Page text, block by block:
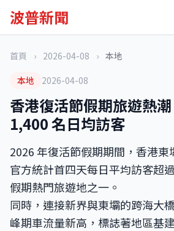
波普新聞
首頁 › 2026-04-08 › 本地
本地
2026-04-08
香港復活節假期旅遊熱
1,400 名日均訪客
2026 年復活節假期期間，香港東
官方統計首四天每日平均訪客超
假期熱門旅遊地之一。
同時，連接新界與東壩的跨海大
峰期車流量新高，標誌著地區基